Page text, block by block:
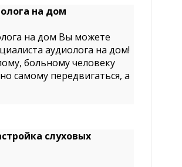
на дом
на дом Вы можете
аудиолога на дом!
больному человеку
самому передвигаться, а
слуховых